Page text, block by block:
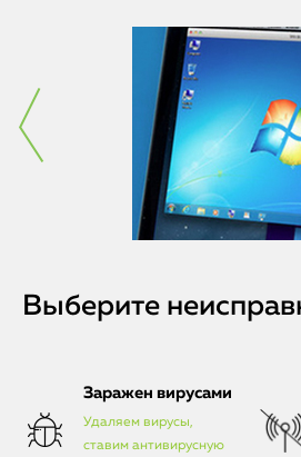
Выберите
Заражен вирусами
Удаляем вирусы,
ставим антивирусную